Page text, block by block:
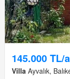
145.000 TL/
Villa Ayvalık,